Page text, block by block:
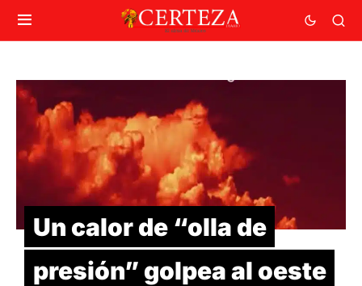
Un calor de “olla de
presión” golpea al oeste